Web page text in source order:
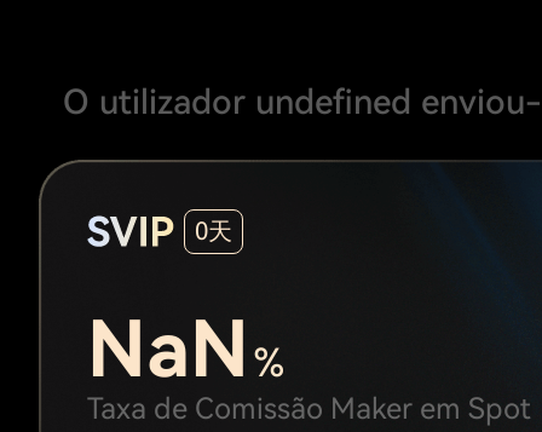
O utilizador undefined
0天
NaN %
Taxa de Comissão Maker em Spot